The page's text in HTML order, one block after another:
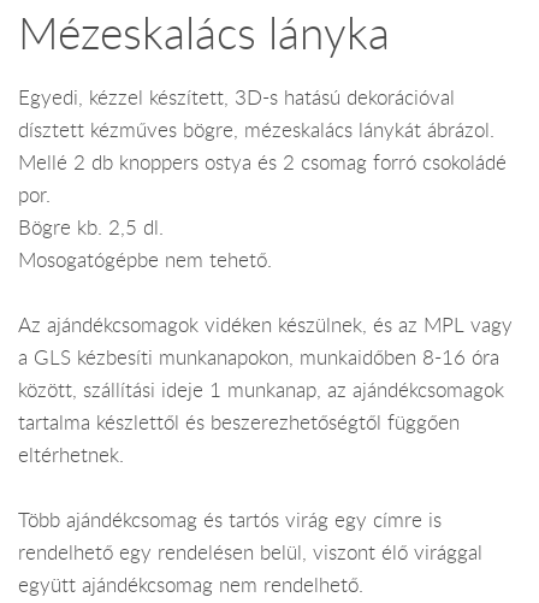
Mézeskalács lányka
Egyedi, kézzel készített, 3D-s hatású dekorációval
dísztett kézműves bögre, mézeskalács lánykát ábrázol.
Mellé 2 db knoppers ostya és 2 csomag forró csokoládé
por.
Bögre kb. 2,5 dl.
Mosogatógépbe nem tehető.
Az ajándékcsomagok vidéken készülnek, és az MPL vagy
a GLS kézbesíti munkanapokon, munkaidőben 8-16 óra
között, szállítási ideje 1 munkanap, az ajándékcsomagok
tartalma készlettől és beszerezhetőségtől függően
eltérhetnek.
Több ajándékcsomag és tartós virág egy címre is
rendelhető egy rendelésen belül, viszont élő virággal
együtt ajándékcsomag nem rendelhető.